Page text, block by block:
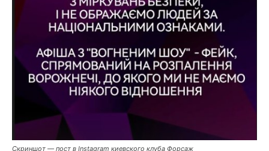
Скриншот — пост в Instagram киевского клуба Форсаж